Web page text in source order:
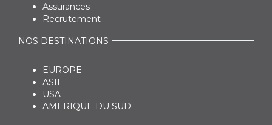
Assurances
Recrutement
NOS DESTINATIONS
EUROPE
ASIE
USA
AMERIQUE DU SUD